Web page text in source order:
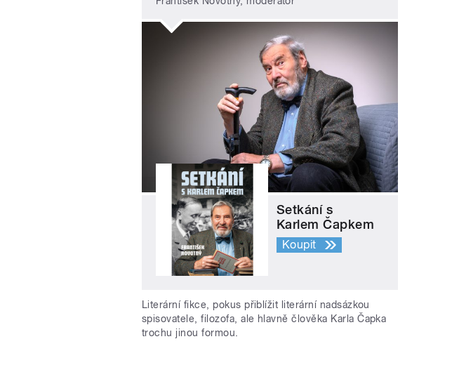
Setkání s
Karlem Čapkem
Koupit
Literární fikce, pokus přiblížit literární nadsázkou
spisovatele, filozofa, ale hlavně člověka Karla Čapka
trochu jinou formou.